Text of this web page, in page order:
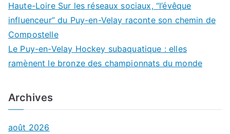
Haute-Loire Sur les réseaux sociaux, “l’évêque
influenceur” du Puy-en-Velay raconte son chemin de
Compostelle
Le Puy-en-Velay Hockey subaquatique : elles
ramènent le bronze des championnats du monde
Archives
août 2026